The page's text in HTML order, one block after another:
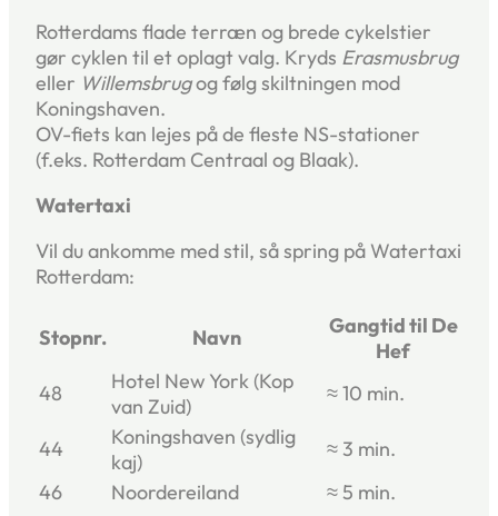
Rotterdams flade terræn og brede cykelstier
gør cyklen til et oplagt valg. Kryds Erasmusbrug
eller Willemsbrugog følg skiltningen mod
Koningshaven.
OV-fiets kan lejes på de fleste NS-stationer
(f.eks. Rotterdam Centraal og Blaak).
Watertaxi
Vil du ankomme med stil, så spring på Watertaxi
Rotterdam:
Stopnr. Navn
Gangtid til De
Hef
48
Hotel New York (Kop
van Zuid)
≈ 10 min.
44
Koningshaven (sydlig
kaj)
≈ 3 min.
46
Noordereiland
≈ 5 min.